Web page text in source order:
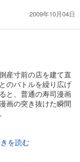
カート
カート
試し読み
2009年10月04日
産寸前の店を建て直
のバトルを繰り広げ
と、普通の寿司漫画
画の突き抜けた瞬間
を読む